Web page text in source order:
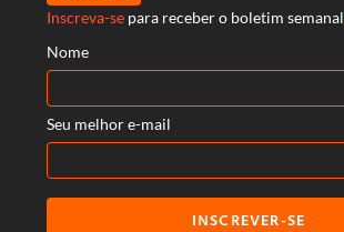
Inscreva-se para receber o boletim semanal
Nome
Seu melhor e-mail
INSCREVER-SE